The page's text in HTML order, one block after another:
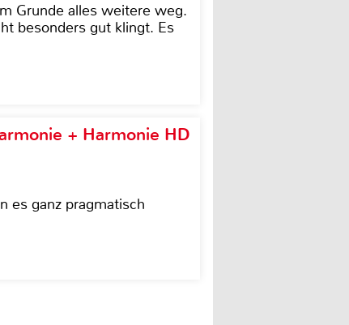
Grunde alles weitere weg.
besonders gut klingt. Es
+ Harmonie HD
es ganz pragmatisch